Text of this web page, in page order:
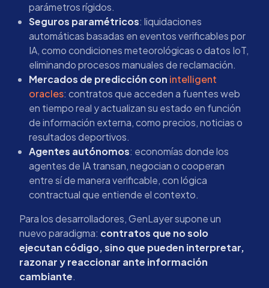
parámetros rígidos.
Seguros paramétricos: liquidaciones
automáticas basadas en eventos verificables por
IA, como condiciones meteorológicas o datos IoT,
eliminando procesos manuales de reclamación.
Mercados de predicción con intelligent
oracles: contratos que acceden a fuentes web
en tiempo real y actualizan su estado en función
de información externa, como precios, noticias o
resultados deportivos.
Agentes autónomos: economías donde los
agentes de IA transan, negocian o cooperan
entre sí de manera verificable, con lógica
contractual que entiende el contexto.
Para los desarrolladores, GenLayer supone un
nuevo paradigma: contratos que no solo
ejecutan código, sino que pueden interpretar,
razonar y reaccionar ante información
cambiante.